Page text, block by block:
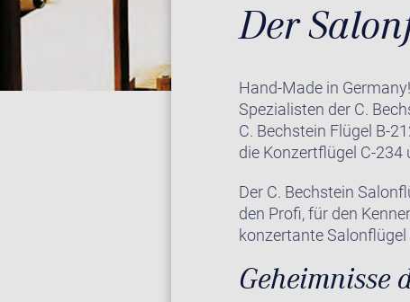
Der
Hand-Made in
Spezialisten der C.
C. Bechstein Flügel B-
die Konzertflügel C-234
Der C. Bechstein
den Profi, für den
konzertante